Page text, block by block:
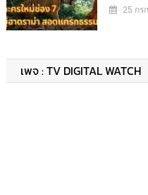
25 กร
เพจ : TV DIGITAL WATCH